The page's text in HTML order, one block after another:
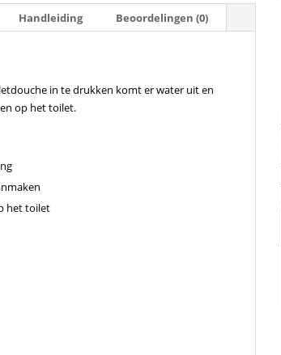
Handleiding Beoordelingen (0)
in te drukken komt er water uit en
op het toilet.
het toilet